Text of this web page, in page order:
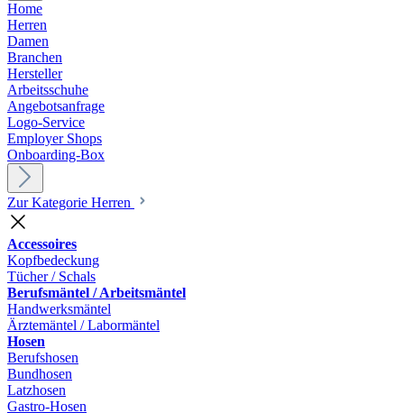
Home
Herren
Damen
Branchen
Hersteller
Arbeitsschuhe
Angebotsanfrage
Logo-Service
Employer Shops
Onboarding-Box
Zur Kategorie Herren
Accessoires
Kopfbedeckung
Tücher / Schals
Berufsmäntel / Arbeitsmäntel
Handwerksmäntel
Ärztemäntel / Labormäntel
Hosen
Berufshosen
Bundhosen
Latzhosen
Gastro-Hosen